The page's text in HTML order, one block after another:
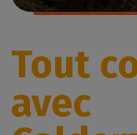
Tout
avec